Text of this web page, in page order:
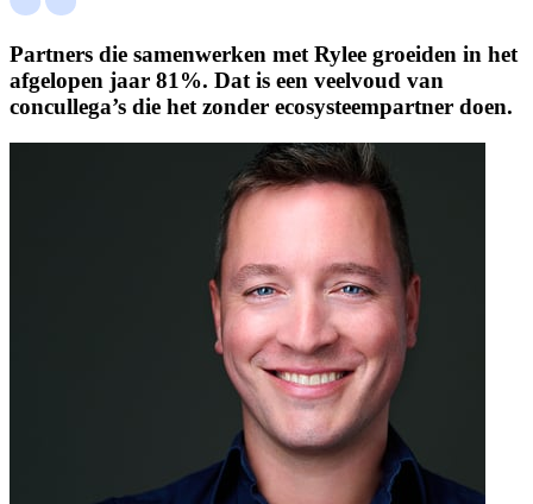
Partners die samenwerken met Rylee groeiden in het
afgelopen jaar 81%. Dat is een veelvoud van
concullega’s die het zonder ecosysteempartner doen.